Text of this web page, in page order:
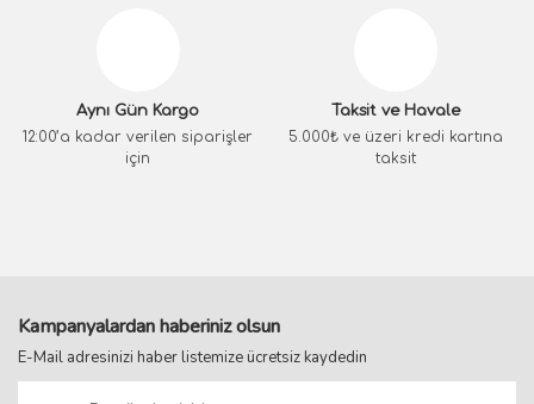
Aynı Gün Kargo
12:00’a kadar verilen siparişler
için
Taksit ve Havale
5.000₺ ve üzeri kredi kartına
taksit
Kampanyalardan haberiniz olsun
E-Mail adresinizi haber listemize ücretsiz kaydedin